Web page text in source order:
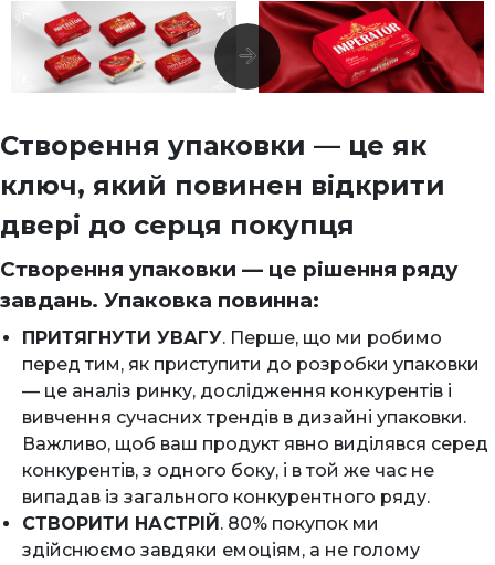
Створення упаковки — це як
ключ, який повинен відкрити
двері до серця покупця
Створення упаковки — це рішення ряду
завдань. Упаковка повинна:
ПРИТЯГНУТИ УВАГУ. Перше, що ми робимо
перед тим, як приступити до розробки упаковки
— це аналіз ринку, дослідження конкурентів і
вивчення сучасних трендів в дизайні упаковки.
Важливо, щоб ваш продукт явно виділявся серед
конкурентів, з одного боку, і в той же час не
випадав із загального конкурентного ряду.
СТВОРИТИ НАСТРІЙ . 80% покупок ми
здійснюємо завдяки емоціям, а не голому